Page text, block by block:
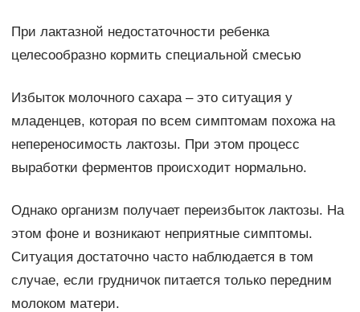
При лактазной недостаточности ребенка
целесообразно кормить специальной смесью
Избыток молочного сахара – это ситуация у
младенцев, которая по всем симптомам похожа на
непереносимость лактозы. При этом процесс
выработки ферментов происходит нормально.
Однако организм получает переизбыток лактозы. На
этом фоне и возникают неприятные симптомы.
Ситуация достаточно часто наблюдается в том
случае, если грудничок питается только передним
молоком матери.